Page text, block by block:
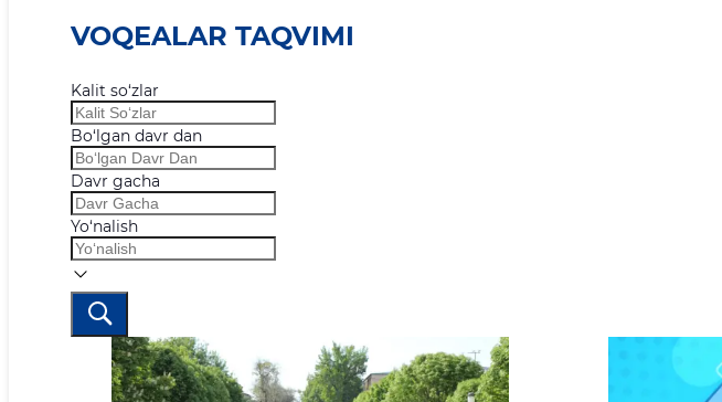
VOQEALAR TAQVIMI
Kalit so‘zlar
Bo‘lgan davr dan
Davr gacha
Yo‘nalish